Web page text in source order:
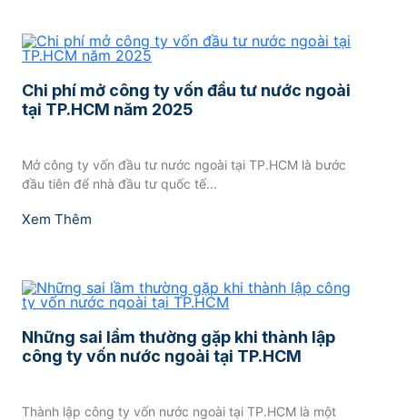
Chi phí mở công ty vốn đầu tư nước ngoài
tại TP.HCM năm 2025
Mở công ty vốn đầu tư nước ngoài tại TP.HCM là bước
đầu tiên để nhà đầu tư quốc tế...
Xem Thêm
Những sai lầm thường gặp khi thành lập
công ty vốn nước ngoài tại TP.HCM
Thành lập công ty vốn nước ngoài tại TP.HCM là một